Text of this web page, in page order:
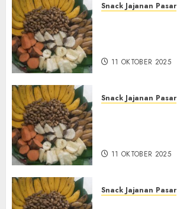
Snack Jajanan Pasar
11 OKTOBER 2025
Snack Jajanan Pasar
11 OKTOBER 2025
Snack Jajanan Pasar